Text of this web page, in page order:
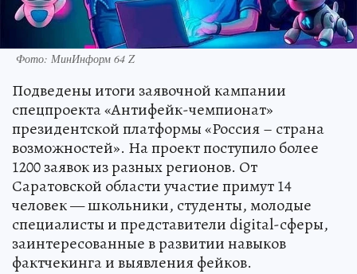
Фото: МинИнформ 64 Z
Подведены итоги заявочной кампании
спецпроекта «Антифейк-чемпионат»
президентской платформы «Россия – страна
возможностей». На проект поступило более
1200 заявок из разных регионов. От
Саратовской области участие примут 14
человек — школьники, студенты, молодые
специалисты и представители digital-сферы,
заинтересованные в развитии навыков
фактчекинга и выявления фейков.